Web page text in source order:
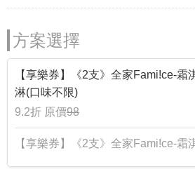
方案選擇
【享樂券】《2支》全家Fami!ce-霜
淋(口味不限)
9.2折 原價98
【享樂券】《2支》全家Fami!ce-霜